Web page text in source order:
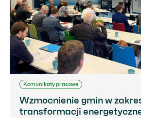
Komunikaty prasowe
Wzmocnienie gmin w
transformacji